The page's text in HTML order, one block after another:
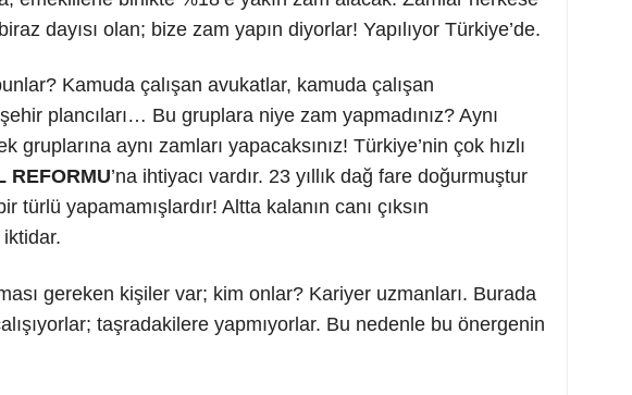
dayısı olan; bize zam yapın diyorlar! Yapılıyor Türkiye’de.
Kamuda çalışan avukatlar, kamuda çalışan
plancıları… Bu gruplara niye zam yapmadınız? Aynı
gruplarına aynı zamları yapacaksınız! Türkiye’nin çok hızlı
REFORMU’na ihtiyacı vardır. 23 yıllık dağ fare doğurmuştur
yapamamışlardır! Altta kalanın canı çıksın
gereken kişiler var; kim onlar? Kariyer uzmanları. Burada
taşradakilere yapmıyorlar. Bu nedenle bu önergenin